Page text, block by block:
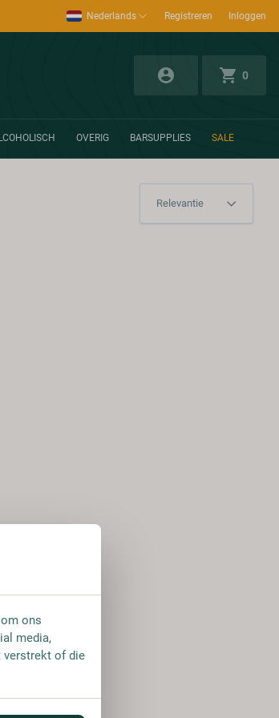
Nederlands Registreren Inloggen
0
OVERIG BARSUPPLIES SALE
ons
media,
verstrekt of die